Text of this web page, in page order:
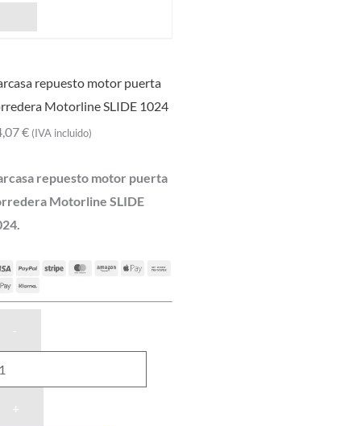
repuesto motor puerta
Motorline SLIDE 1024
€ (IVA incluido)
repuesto motor puerta
Motorline SLIDE
motor